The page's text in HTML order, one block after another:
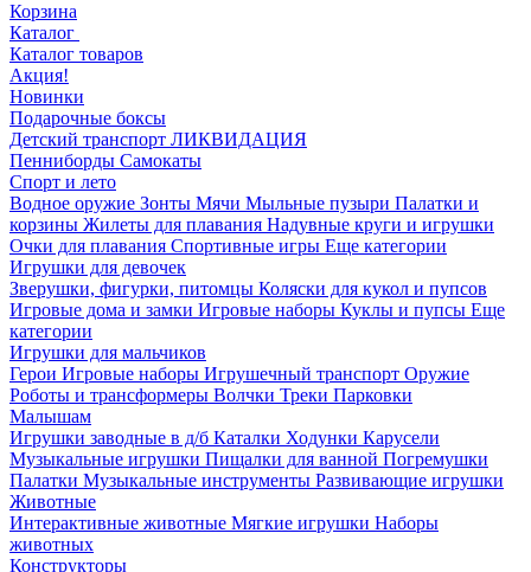
Корзина
Каталог
Каталог товаров
Акция!
Новинки
Подарочные боксы
Детский транспорт ЛИКВИДАЦИЯ
Пенниборды Самокаты
Спорт и лето
Водное оружие Зонты Мячи Мыльные пузыри Палатки и
корзины Жилеты для плавания Надувные круги и игрушки
Очки для плавания Спортивные игры Еще категории
Игрушки для девочек
Зверушки, фигурки, питомцы Коляски для кукол и пупсов
Игровые дома и замки Игровые наборы Куклы и пупсы Еще
категории
Игрушки для мальчиков
Герои Игровые наборы Игрушечный транспорт Оружие
Роботы и трансформеры Волчки Треки Парковки
Малышам
Игрушки заводные в д/б Каталки Ходунки Карусели
Музыкальные игрушки Пищалки для ванной Погремушки
Палатки Музыкальные инструменты Развивающие игрушки
Животные
Интерактивные животные Мягкие игрушки Наборы
животных
Конструкторы